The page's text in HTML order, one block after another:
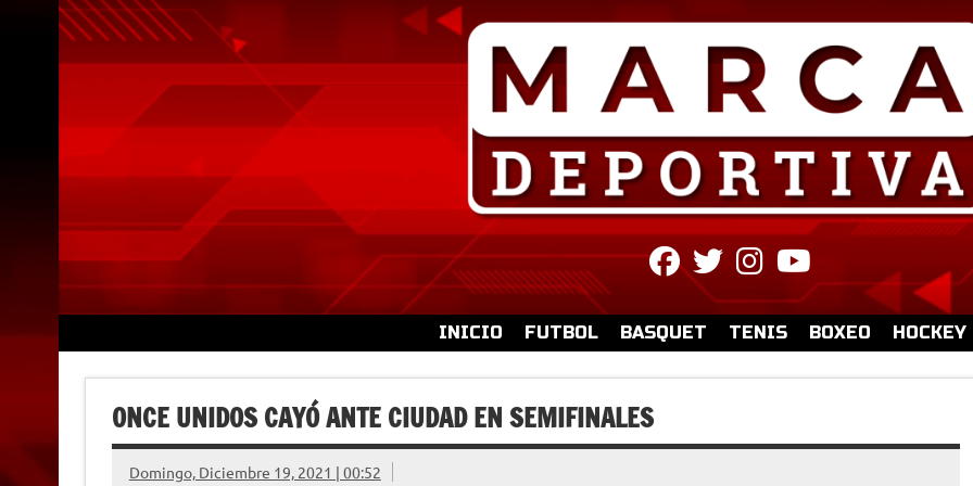
fab
fa-
facebook
fab
fa-
twitter
fab
fa-
instagram
fa-
youtube
INICIO FUTBOL BASQUET TENIS BOXEO HOCKEY
ONCE UNIDOS CAYÓ ANTE CIUDAD EN SEMIFINALES
Domingo, Diciembre 19, 2021 | 00:52